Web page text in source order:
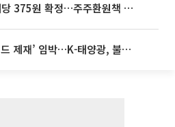
SK하이닉스, 분기배당 375원 확정…주주환원책 9월로 앞당겨 발표
美 ‘232조 하이브리드 제재’ 임박…K-태양광, 불확실성 털고 날개 다나